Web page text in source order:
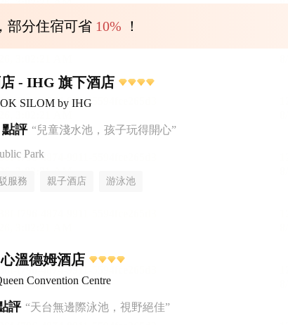
部分住宿可省 10% ！
- IHG 旗下酒店
SILOM by IHG
點評 “兒童淺水池，孩子玩得開心”
Park
服務 親子酒店 游泳池
溫德姆酒店
Convention Centre
評 “天台無邊際泳池，視野絕佳”